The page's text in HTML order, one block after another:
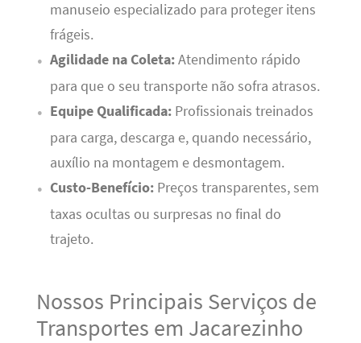
manuseio especializado para proteger itens
frágeis.
Agilidade na Coleta:Atendimento rápido
para que o seu transporte não sofra atrasos.
Equipe Qualificada:Profissionais treinados
para carga, descarga e, quando necessário,
auxílio na montagem e desmontagem.
Custo-Benefício:Preços transparentes, sem
taxas ocultas ou surpresas no final do
trajeto.
Nossos Principais Serviços de
Transportes em Jacarezinho